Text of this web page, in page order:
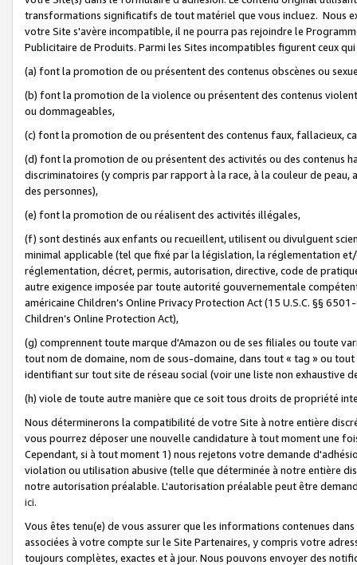
transformations significatifs de tout matériel que vous incluez. Nous
votre Site s'avère incompatible, il ne pourra pas rejoindre le
Publicitaire de Produits. Parmi les Sites incompatibles figurent ceux
(a) font la promotion de ou présentent des contenus obscènes ou
(b) font la promotion de la violence ou présentent des contenus
ou dommageables,
(c) font la promotion de ou présentent des contenus faux, fallacieux,
(d) font la promotion de ou présentent des activités ou des contenus
discriminatoires (y compris par rapport à la race, à la couleur de
des personnes),
(e) font la promotion de ou réalisent des activités illégales,
(f) sont destinés aux enfants ou recueillent, utilisent ou divulguent
minimal applicable (tel que fixé par la législation, la réglementation
réglementation, décret, permis, autorisation, directive, code de
autre exigence imposée par toute autorité gouvernementale
américaine Children’s Online Privacy Protection Act (15 U.S.C. §§
Children’s Online Protection Act),
(g) comprennent toute marque d'Amazon ou de ses filiales ou toute
tout nom de domaine, nom de sous-domaine, dans tout « tag » ou
identifiant sur tout site de réseau social (voir une liste non exhaustive
(h) viole de toute autre manière que ce soit tous droits de propriété
Nous déterminerons la compatibilité de votre Site à notre entière
vous pourrez déposer une nouvelle candidature à tout moment une
Cependant, si à tout moment 1) nous rejetons votre demande
violation ou utilisation abusive (telle que déterminée à notre entière
notre autorisation préalable. L'autorisation préalable peut être
ici.
Vous êtes tenu(e) de vous assurer que les informations contenues
associées à votre compte sur le Site Partenaires, y compris votre
toujours complètes, exactes et à jour. Nous pouvons envoyer des